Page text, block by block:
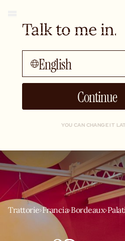
Talk to me in...
English
Continue
YOU CAN CHANGE IT
Trattorie Francia Bordeaux